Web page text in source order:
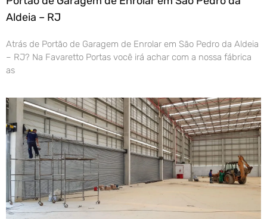
Aldeia – RJ
Atrás de Portão de Garagem de Enrolar em São Pedro da Aldeia
– RJ? Na Favaretto Portas você irá achar com a nossa fábrica
as